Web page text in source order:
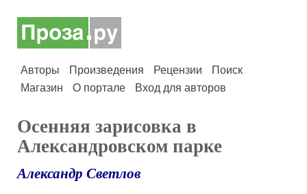
Авторы Произведения Рецензии
Поиск
Магазин
О портале Вход для авторов
Осенняя зарисовка в
Александровском парке
Александр Светлов